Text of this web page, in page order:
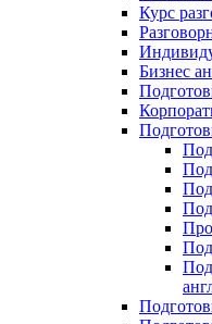
Курс
Бизнес